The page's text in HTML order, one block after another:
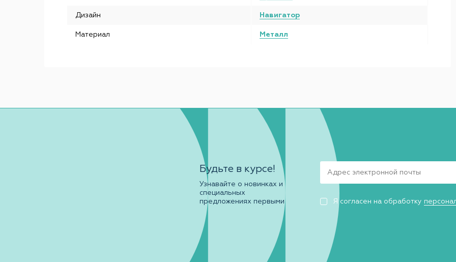
Дизайн Навигатор
Материал Металл
Будьте в курсе!
Узнавайте о новинках и
специальных
предложениях первыми
Я согласен на обработку